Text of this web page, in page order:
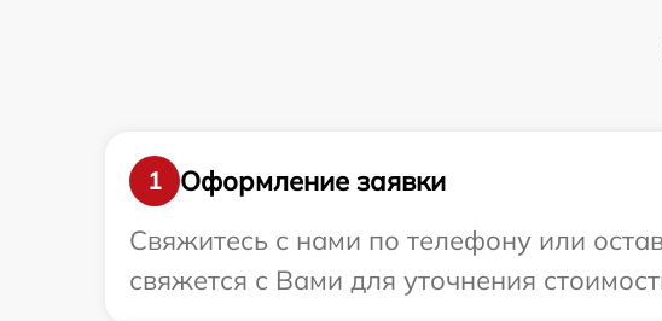
1
Оформление заявки
Свяжитесь с нами по телефону или
свяжется с Вами для уточнения